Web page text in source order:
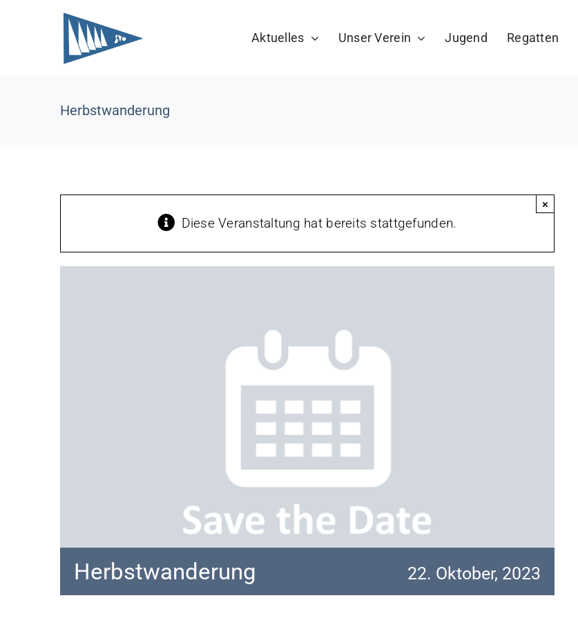
Aktuelles Unser Verein Jugend Regatten
Herbstwanderung
Diese Veranstaltung hat bereits stattgefunden.
×
Herbstwanderung 22. Oktober, 2023